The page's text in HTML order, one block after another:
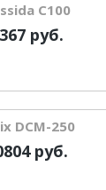
C100
руб.
DCM-250
руб.